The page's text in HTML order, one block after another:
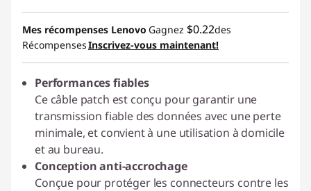
Économies en bon de réduction en ligne :
-$7.45
Utiliser un bon de réduction en ligne :
C2GCASALE
Mes récompenses Lenovo Gagnez $0.22des
RécompensesInscrivez-vous maintenant!
Performances fiables
Ce câble patch est conçu pour garantir une
transmission fiable des données avec une perte
minimale, et convient à une utilisation à domicile
et au bureau.
Conception anti-accrochage
Conçue pour protéger les connecteurs contre les